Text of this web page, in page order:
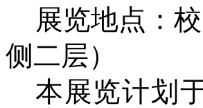
展览地点：
侧二层）
本展览计划